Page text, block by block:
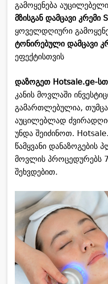
გამოყენება
მზისგან დამცავი კრემი
ყოველდღიური
ტონირებული დამცავი
ეფექტისთვის
დაზოგეთ Hotsale.ge-
კანის მოვლაში
გამართლებულია,
აუცილებლად
უნდა შეიძინოთ.
წამყვანი
მოვლის პროცედურებს
შეხვდებით.